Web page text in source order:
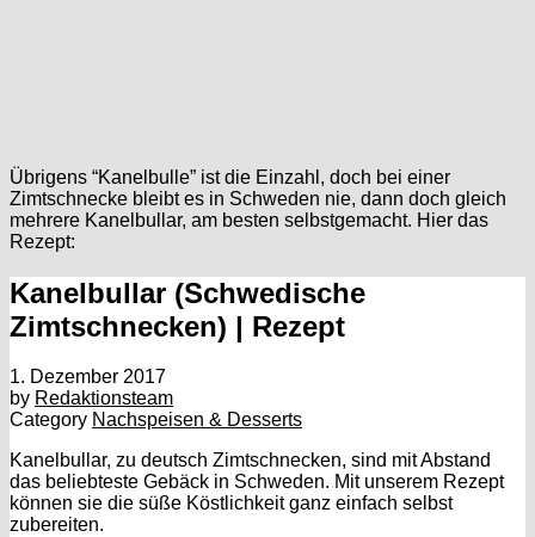
Übrigens “Kanelbulle” ist die Einzahl, doch bei einer
Zimtschnecke bleibt es in Schweden nie, dann doch gleich
mehrere Kanelbullar, am besten selbstgemacht. Hier das
Rezept:
Kanelbullar (Schwedische
Zimtschnecken) | Rezept
1. Dezember 2017
by Redaktionsteam
Category Nachspeisen & Desserts
Kanelbullar, zu deutsch Zimtschnecken, sind mit Abstand
das beliebteste Gebäck in Schweden. Mit unserem Rezept
können sie die süße Köstlichkeit ganz einfach selbst
zubereiten.